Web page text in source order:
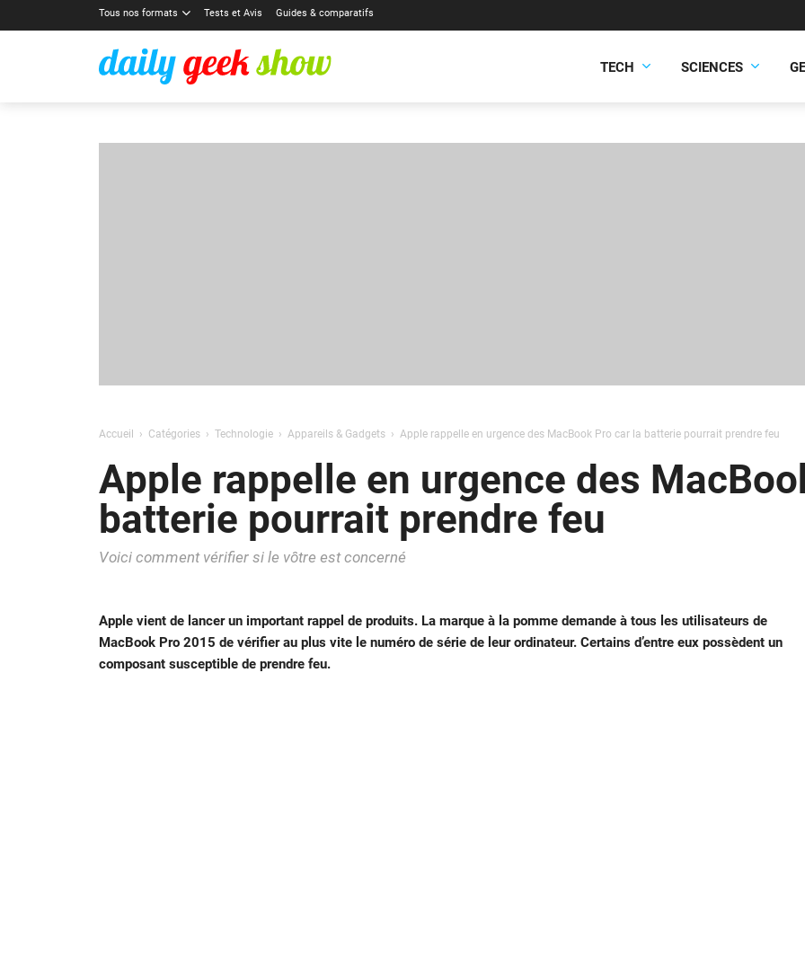
Tous nos formats Tests et Avis Guides & comparatifs
TECH SCIENCES
Accueil Catégories Technologie Appareils & Gadgets Apple rappelle en urgence des MacBook Pro car la batterie pourrait prendre feu
Apple rappelle en urgence des
batterie pourrait prendre feu
Voici comment vérifier si le vôtre est concerné
Apple vient de lancer un important rappel de produits. La marque à la pomme demande à tous les utilisateurs de
MacBook Pro 2015 de vérifier au plus vite le numéro de série de leur ordinateur. Certains d’entre eux possèdent un
composant susceptible de prendre feu.